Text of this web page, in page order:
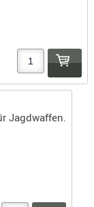
Jagdwaffen.